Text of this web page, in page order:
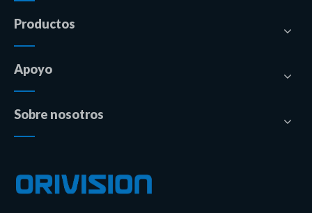
Productos
Apoyo
Sobre nosotros